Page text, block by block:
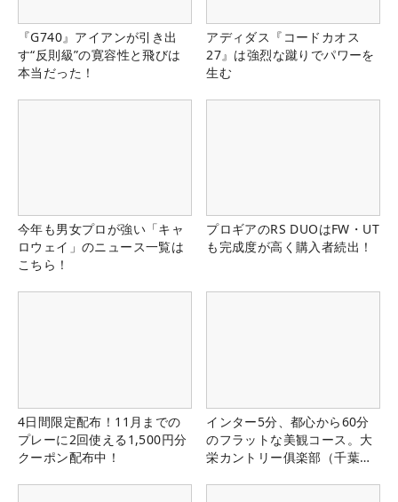
『G740』アイアンが引き出
す“反則級”の寛容性と飛びは
本当だった！
アディダス『コードカオス
27』は強烈な蹴りでパワーを
生む
今年も男女プロが強い「キャ
ロウェイ」のニュース一覧は
こちら！
プロギアのRS DUOはFW・UT
も完成度が高く購入者続出！
4日間限定配布！11月までの
プレーに2回使える1,500円分
クーポン配布中！
インター5分、都心から60分
のフラットな美観コース。大
栄カントリー俱楽部（千葉